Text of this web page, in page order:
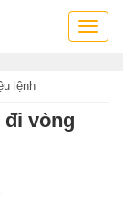
Cẩm
lệnh
đi vòng